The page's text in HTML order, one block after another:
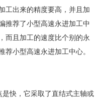
工出来的精度要高，并且加
推荐了小型高速永进加工中
而且加工的速度比个别的永
小型高速永进加工中心。
快，它采取了直结式主轴或